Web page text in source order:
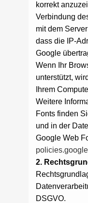
korrekt
Verbindung
mit dem
dass die IP-
Google
Wenn Ihr
unterstützt,
Ihrem
Weitere
Fonts finden
und in der
Google Web
2.
DSGVO.